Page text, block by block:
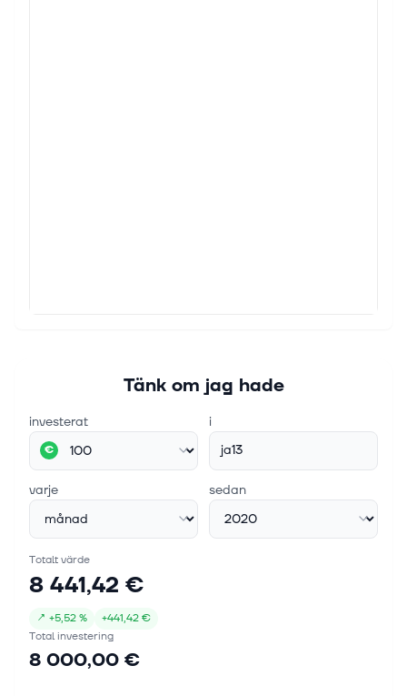
Tänk om jag hade
investerat
€
i
ja13
varje sedan
Totalt värde
8 441,42 €
↗ +5,52 % +441,42 €
Total investering
8 000,00 €